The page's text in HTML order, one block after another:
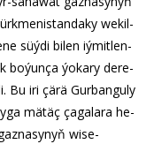
we­kil­
süý­di bi­len iý­mit­len­
bo­ýun­ça ýo­ka­ry de­re­
Bu iri çä­rä Gurbanguly
mä­täç ça­ga­la­ra he­
wi­se-